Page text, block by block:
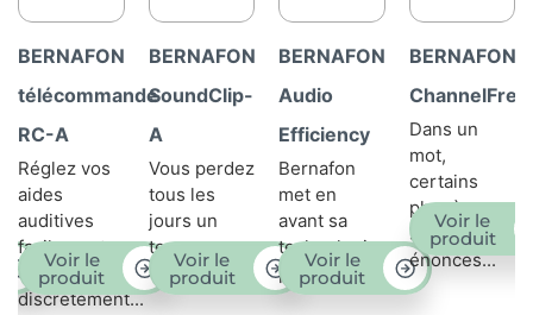
BERNAFON
télécommande
RC-A
Réglez vos
aides
auditives
facilement
et
discrètement...
Voir le
produit
BERNAFON
SoundClip-
A
Vous perdez
tous les
jours un
temps...
Voir le
produit
BERNAFON
Audio
Efficiency
Bernafon
met en
avant sa
technologie
phare...
Voir le
produit
BERNAFON
ChannelFree
Dans un
mot,
certains
phonèmes
sont
énoncés...
Voir le
produit